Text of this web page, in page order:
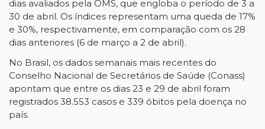
dias avaliados pela OMS, que engloba o período de 3 a
30 de abril. Os índices representam uma queda de 17%
e 30%, respectivamente, em comparação com os 28
dias anteriores (6 de março a 2 de abril).
No Brasil, os dados semanais mais recentes do
Conselho Nacional de Secretários de Saúde (Conass)
apontam que entre os dias 23 e 29 de abril foram
registrados 38.553 casos e 339 óbitos pela doença no
país.